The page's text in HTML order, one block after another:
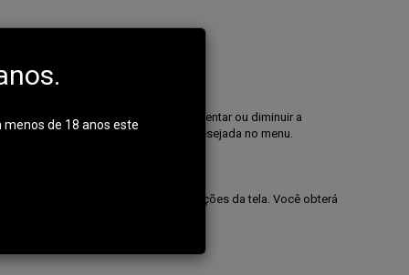
está comprando Você pode aumentar ou diminuir a
compras, clique na categorias desejada no menu.
em cesta de compras. Siga as instruções da tela. Você obterá
de 18 anos este